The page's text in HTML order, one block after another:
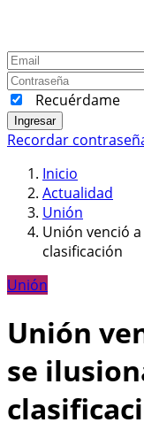
Recuérdame
Ingresar
Recordar
Inicio
Actualidad
Unión
Unión venció
clasificación
Unión
Unión
se